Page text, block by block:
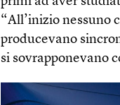
“All’inizio nessuno
producevano
si sovrapponevano